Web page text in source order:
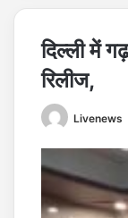
दिल्ली में
रिलीज,
Livenews